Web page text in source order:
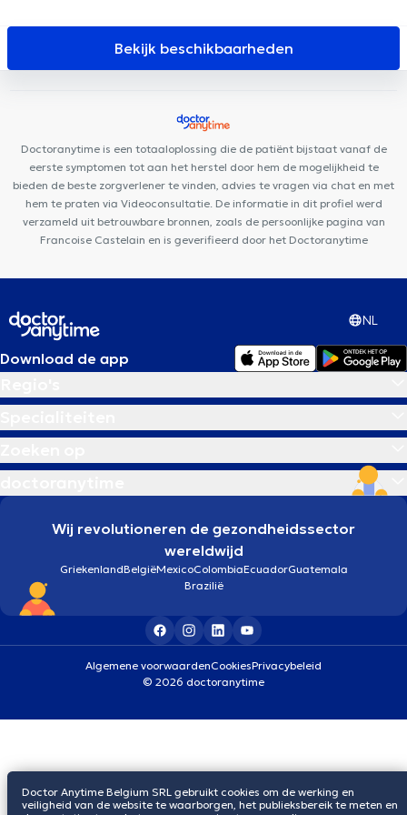
Brussels Dental
Cabinet Médical Ixelles
Anima Medical
Centre Médical et de soins Rebalance
B2M
Mazi Medical Center Ixelles
BeNomad
Bekijk beschikbaarheden
Doctoranytime is een totaaloplossing die de patiënt bijstaat vanaf de
eerste symptomen tot aan het herstel door hem de mogelijkheid te
bieden de beste zorgverlener te vinden, advies te vragen via chat en met
hem te praten via Videoconsultatie. De informatie in dit profiel werd
verzameld uit betrouwbare bronnen, zoals de persoonlijke pagina van
Francoise Castelain en is geverifieerd door het Doctoranytime
NL
Download de app
Wij revolutioneren de gezondheidssector
wereldwijd
GriekenlandBelgiëMexicoColombiaEcuadorGuatemala
Brazilië
Algemene voorwaardenCookiesPrivacybeleid
© 2026 doctoranytime
Doctor Anytime Belgium SRL gebruikt cookies om de werking en
veiligheid van de website te waarborgen, het publieksbereik te meten en